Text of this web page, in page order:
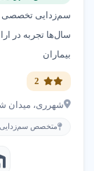
سم‌زدایی تخصصی
سال‌ها تجربه در
بیماران
شهرری، میدان شهرری،
متخصص سم‌زدایی